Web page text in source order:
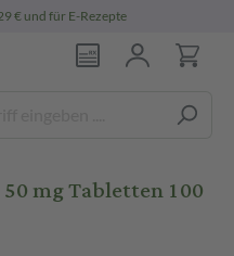
€ und für E-Rezepte
mg Tabletten 100